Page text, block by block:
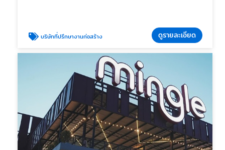
บริษัทที่ปรึกษางานก่อสร้าง ดูรายละเอียด